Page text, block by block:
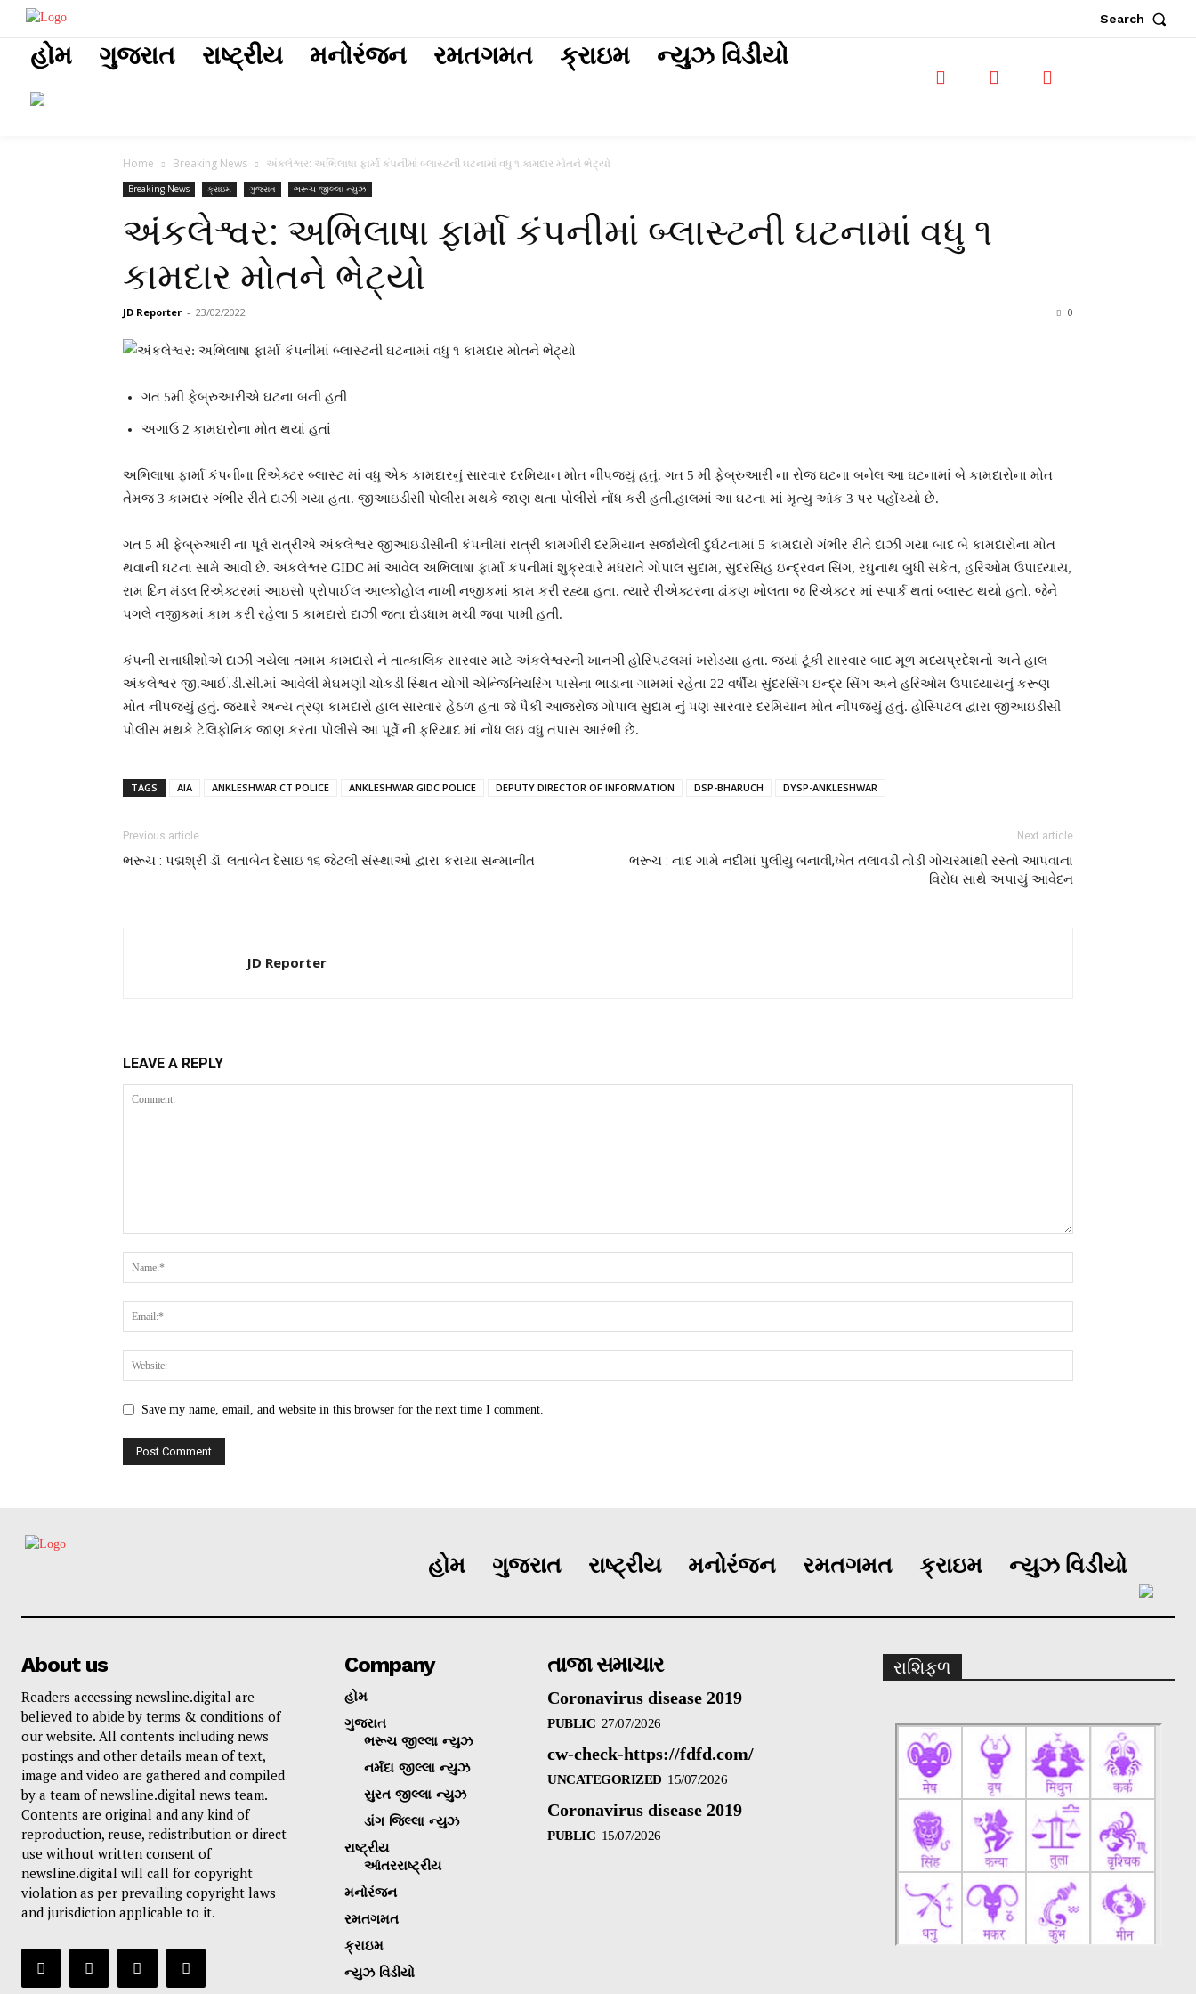
Search
હોમ ગુજરાત રાષ્ટ્રીય મનોરંજન રમતગમત ક્રાઇમ ન્યુઝ વિડીયો
Home Breaking News અંકલેશ્વર: અભિલાષા ફાર્મા કંપનીમાં બ્લાસ્ટની ઘટનામાં વધુ ૧ કામદાર મોતને ભેટ્યો
Breaking News ક્રાઇમ ગુજરાત ભરૂચ જીલ્લા ન્યુઝ
અંકલેશ્વર: અભિલાષા ફાર્મા કંપનીમાં બ્લાસ્ટની ઘટનામાં વધુ ૧
કામદાર મોતને ભેટ્યો
JD Reporter - 23/02/2022 0
ગત 5મી ફેબ્રુઆરીએ ઘટના બની હતી
અગાઉ 2 કામદારોના મોત થયાં હતાં
અભિલાષા ફાર્મા કંપનીના રિએક્ટર બ્લાસ્ટ માં વધુ એક કામદારનું સારવાર દરમિયાન મોત નીપજ્યું હતું. ગત 5 મી ફેબ્રુઆરી ના રોજ ઘટના બનેલ આ ઘટનામાં બે કામદારોના મોત
તેમજ 3 કામદાર ગંભીર રીતે દાઝી ગયા હતા. જીઆઇડીસી પોલીસ મથકે જાણ થતા પોલીસે નોંધ કરી હતી.હાલમાં આ ઘટના માં મૃત્યુ આંક 3 પર પહોંચ્યો છે.
ગત 5 મી ફેબ્રુઆરી ના પૂર્વ રાત્રીએ અંકલેશ્વર જીઆઇડીસીની કંપનીમાં રાત્રી કામગીરી દરમિયાન સર્જાયેલી દુર્ઘટનામાં 5 કામદારો ગંભીર રીતે દાઝી ગયા બાદ બે કામદારોના મોત
થવાની ઘટના સામે આવી છે. અંકલેશ્વર GIDC માં આવેલ અભિલાષા ફાર્મા કંપનીમાં શુક્રવારે મધરાતે ગોપાલ સુદામ, સુંદરસિંહ ઇન્દ્રવન સિંગ, રઘુનાથ બુધી સંકેત, હરિઓમ ઉપાધ્યાય,
રામ દિન મંડલ રિએક્ટરમાં આઇસો પ્રોપાઈલ આલ્કોહોલ નાખી નજીકમાં કામ કરી રહ્યા હતા. ત્યારે રીએક્ટરના ઢાંકણ ખોલતા જ રિએક્ટર માં સ્પાર્ક થતાં બ્લાસ્ટ થયો હતો. જેને
પગલે નજીકમાં કામ કરી રહેલા 5 કામદારો દાઝી જતા દોડધામ મચી જવા પામી હતી.
કંપની સત્તાધીશોએ દાઝી ગયેલા તમામ કામદારો ને તાત્કાલિક સારવાર માટે અંકલેશ્વરની ખાનગી હોસ્પિટલમાં ખસેડયા હતા. જ્યાં ટૂંકી સારવાર બાદ મૂળ મધ્યપ્રદેશનો અને હાલ
અંકલેશ્વર જી.આઈ.ડી.સી.માં આવેલી મેઘમણી ચોકડી સ્થિત યોગી એન્જિનિયરિંગ પાસેના ભાડાના ગામમાં રહેતા 22 વર્ષીય સુંદરસિંગ ઇન્દ્ર સિંગ અને હરિઓમ ઉપાધ્યાયનું કરૂણ
મોત નીપજ્યું હતું. જ્યારે અન્ય ત્રણ કામદારો હાલ સારવાર હેઠળ હતા જે પૈકી આજરોજ ગોપાલ સુદામ નું પણ સારવાર દરમિયાન મોત નીપજ્યું હતું. હોસ્પિટલ દ્વારા જીઆઇડીસી
પોલીસ મથકે ટેલિફોનિક જાણ કરતા પોલીસે આ પૂર્વે ની ફરિયાદ માં નોંધ લઇ વધુ તપાસ આરંભી છે.
TAGS AIA ANKLESHWAR CT POLICE ANKLESHWAR GIDC POLICE DEPUTY DIRECTOR OF INFORMATION DSP-BHARUCH DYSP-ANKLESHWAR
Previous article
ભરૂચ : પદ્મશ્રી ડૉ. લતાબેન દેસાઇ ૧૬ જેટલી સંસ્થાઓ દ્વારા કરાયા સન્માનીત
Next article
ભરૂચ : નાંદ ગામે નદીમાં પુલીયુ બનાવી,ખેત તલાવડી તોડી ગોચરમાંથી રસ્તો આપવાના
વિરોધ સાથે અપાયું આવેદન
JD Reporter
LEAVE A REPLY
Save my name, email, and website in this browser for the next time I comment.
હોમ ગુજરાત રાષ્ટ્રીય મનોરંજન રમતગમત ક્રાઇમ ન્યુઝ વિડીયો
About us
Readers accessing newsline.digital are
believed to abide by terms & conditions of
our website. All contents including news
postings and other details mean of text,
image and video are gathered and compiled
by a team of newsline.digital news team.
Contents are original and any kind of
reproduction, reuse, redistribution or direct
use without written consent of
newsline.digital will call for copyright
violation as per prevailing copyright laws
and jurisdiction applicable to it.
Company
હોમ
ગુજરાત
ભરૂચ જીલ્લા ન્યુઝ
નર્મદા જીલ્લા ન્યુઝ
સુરત જીલ્લા ન્યુઝ
ડાંગ જિલ્લા ન્યુઝ
રાષ્ટ્રીય
આંતરરાષ્ટ્રીય
મનોરંજન
રમતગમત
ક્રાઇમ
ન્યુઝ વિડીયો
તાજા સમાચાર
Coronavirus disease 2019
PUBLIC 27/07/2026
cw-check-https://fdfd.com/
UNCATEGORIZED 15/07/2026
Coronavirus disease 2019
PUBLIC 15/07/2026
રાશિફળ